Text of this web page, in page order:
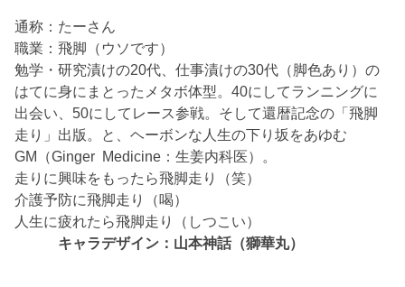
通称：たーさん
職業：飛脚（ウソです）
勉学・研究漬けの20代、仕事漬けの30代（脚色あり）の
はてに身にまとったメタボ体型。40にしてランニングに
出会い、50にしてレース参戦。そして還暦記念の「飛脚
走り」出版。と、ヘーボンな人生の下り坂をあゆむ
GM（Ginger Medicine：生姜内科医）。
走りに興味をもったら飛脚走り（笑）
介護予防に飛脚走り（喝）
人生に疲れたら飛脚走り（しつこい）
キャラデザイン：山本神話（獅華丸）